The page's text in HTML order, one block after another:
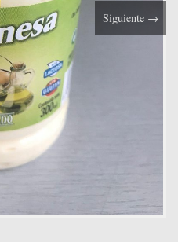
Siguiente →